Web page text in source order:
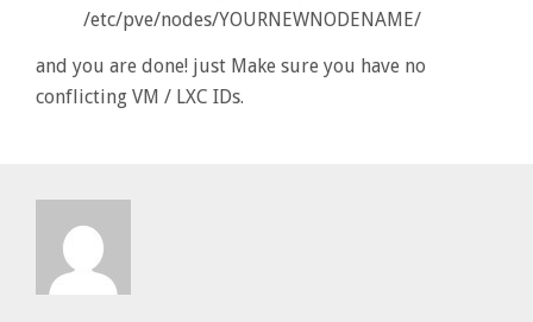
/etc/pve/nodes/YOURNEWNODENAME/
and you are done! just Make sure you have no
conflicting VM / LXC IDs.